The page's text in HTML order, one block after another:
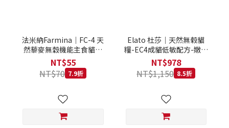
法米納Farmina｜FC-4 天
然藜麥無穀機能主食貓罐
FC-4061 體重管理 羊肉蘆
筍 80G
NT$55
NT$70 7.9折
Elato 杜莎｜天然無榖貓
糧-EC4成貓低敏配方-嫩羊
野鹿 1.5kg｜杜莎 天然無
榖貓糧系列 貓糧
NT$978
NT$1,150 8.5折